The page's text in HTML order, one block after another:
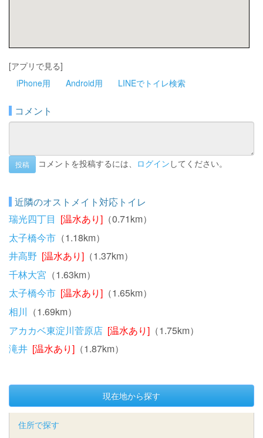
[アプリで見る]
iPhone用
Android用 LINEでトイレ検索
コメント
投稿 コメントを投稿するには、 ログイン してください。
近隣のオストメイト対応トイレ
瑞光四丁目 [温水あり] （0.71km）
太子橋今市 （1.18km）
井高野 [温水あり] （1.37km）
千林大宮 （1.63km）
太子橋今市 [温水あり] （1.65km）
相川 （1.69km）
アカカベ東淀川菅原店 [温水あり] （1.75km）
滝井 [温水あり] （1.87km）
現在地から探す
住所で探す